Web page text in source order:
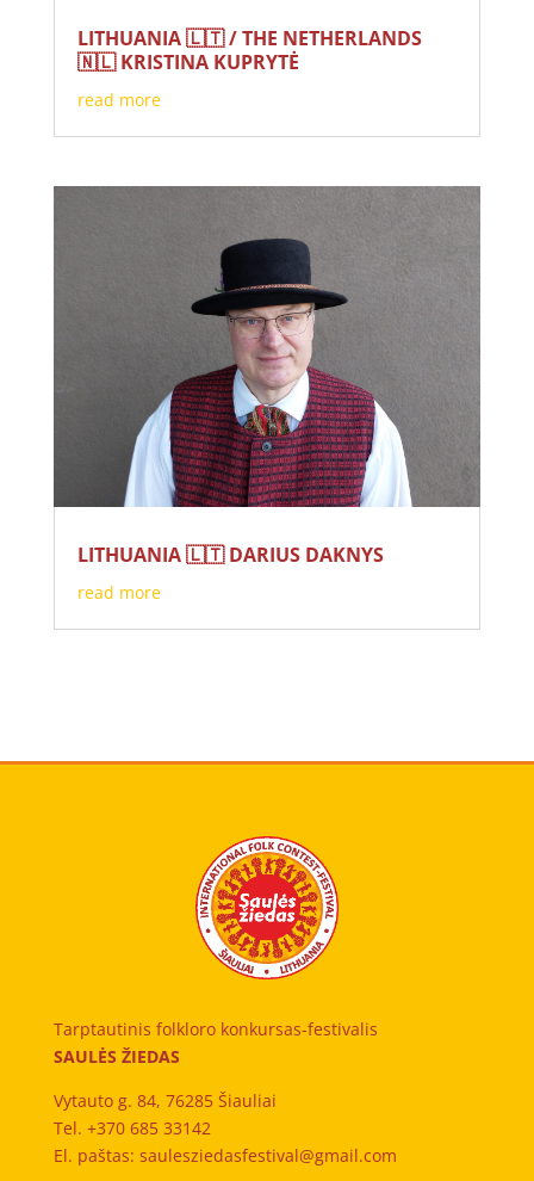
LITHUANIA 🇱🇹 / THE NETHERLANDS
🇳🇱 KRISTINA KUPRYTĖ
read more
LITHUANIA 🇱🇹 DARIUS DAKNYS
read more
Tarptautinis folkloro konkursas-festivalis
SAULĖS ŽIEDAS
Vytauto g. 84, 76285 Šiauliai
Tel. +370 685 33142
El. paštas: saulesziedasfestival@gmail.com